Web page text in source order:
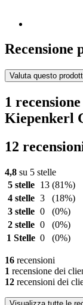
Recensione
Valuta questo
1
Kiepenkerl
12
4,8 su 5 stelle
5 stelle
13 (81%)
4 stelle 3
(18%)
3 stelle 0
(0%)
2 stelle 0
(0%)
1 Stelle 0 (0%)
16 recensioni
1 recensione dei
12 recensioni dei